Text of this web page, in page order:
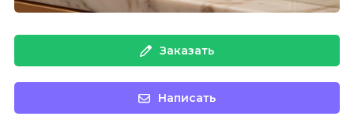
Заказать
Написать